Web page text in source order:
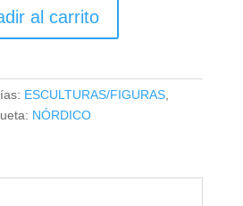
al carrito
ESCULTURAS/FIGURAS,
NÓRDICO